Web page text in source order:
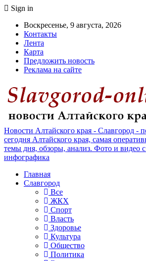
Sign in
Воскресенье, 9 августа, 2026
Контакты
Лента
Карта
Предложить новость
Реклама на сайте
Новости Алтайского края - Славгород -
сегодня Алтайского края, самая
темы дня, обзоры, анализ. Фото и видео
инфографика
Главная
Славгород
Все
ЖКХ
Спорт
Власть
Здоровье
Культура
Общество
Политика